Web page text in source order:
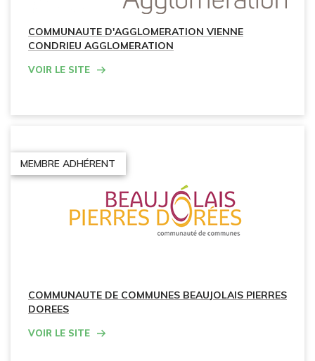
COMMUNAUTE D'AGGLOMERATION VIENNE
CONDRIEU AGGLOMERATION
Voir le site
MEMBRE ADHÉRENT
COMMUNAUTE DE COMMUNES BEAUJOLAIS PIERRES
DOREES
Voir le site